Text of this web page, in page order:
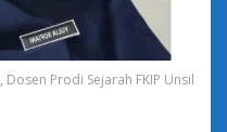
Dosen Prodi Sejarah FKIP Unsil